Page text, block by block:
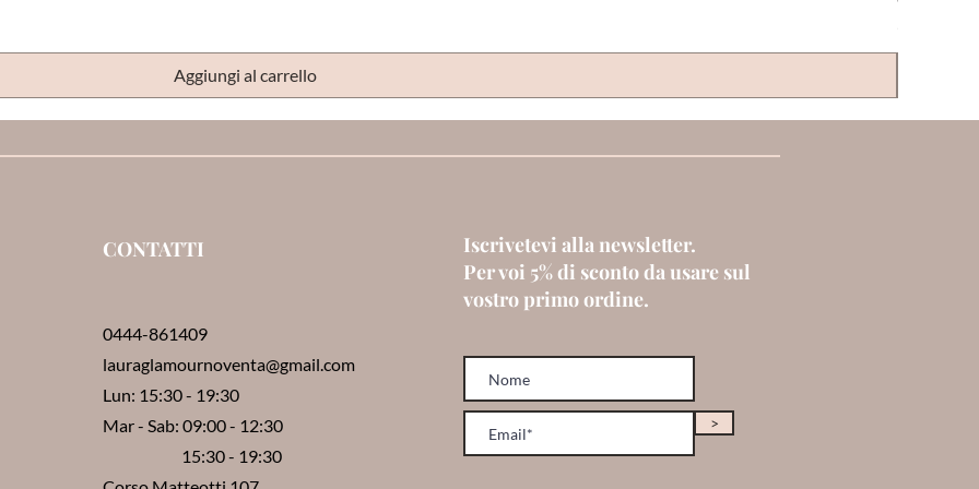
Aggiungi al carrello
CONTATTI
0444-861409
lauraglamournoventa@gmail.com
Lun: 15:30 - 19:30
Mar - Sab: 09:00 - 12:30
15:30 - 19:30
Iscrivetevi alla newsletter.
Per voi 5% di sconto da usare sul
vostro primo ordine.
>